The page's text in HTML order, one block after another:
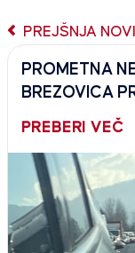
PREJŠNJA
PROMETNA
BREZOVICA
PREBERI VEČ